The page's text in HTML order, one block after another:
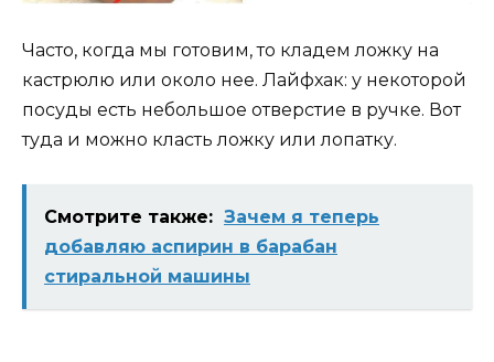
Часто, когда мы готовим, то кладем ложку на
кастрюлю или около нее. Лайфхак: у некоторой
посуды есть небольшое отверстие в ручке. Вот
туда и можно класть ложку или лопатку.
Смотрите также: Зачем я теперь
добавляю аспирин в барабан
стиральной машины